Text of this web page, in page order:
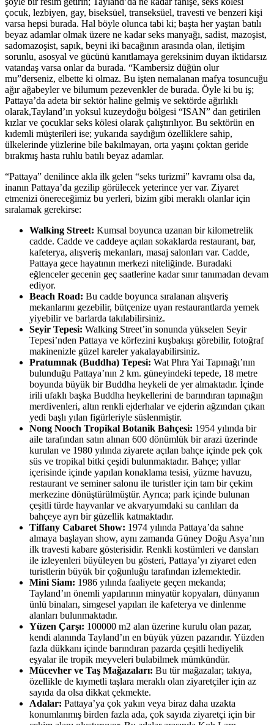
çocuk, lezbiyen, gay, biseksüel, transeksüel, travesti ve benzeri kişi
varsa hepsi burada. Hal böyle olunca tabi ki; başta her yaştan batılı
beyaz adamlar olmak üzere ne kadar seks manyağı, sadist, mazoşist,
sadomazoşist, sapık, beyni iki bacağının arasında olan, iletişim
sorunlu, asosyal ve gücünü kanıtlamaya gereksinim duyan iktidarsız
vatandaş varsa onlar da burada. “Kambersiz düğün olur
mu”derseniz, elbette ki olmaz. Bu işten nemalanan mafya tosuncuğu
ağır ağabeyler ve bilumum pezevenkler de burada. Öyle ki bu iş;
Pattaya’da adeta bir sektör haline gelmiş ve sektörde ağırlıklı
olarak,Tayland’ın yoksul kuzeydoğu bölgesi “ISAN” dan getirilen
kızlar ve çocuklar seks kölesi olarak çalıştırılıyor. Bu sektörün en
kıdemli müşterileri ise; yukarıda saydığım özelliklere sahip,
ülkelerinde yüzlerine bile bakılmayan, orta yaşını çoktan geride
bırakmış hasta ruhlu batılı beyaz adamlar.
“Pattaya” denilince akla ilk gelen “seks turizmi” kavramı olsa da,
inanın Pattaya’da gezilip görülecek yeterince yer var. Ziyaret
etmenizi önereceğimiz bu yerleri, bizim gibi meraklı olanlar için
sıralamak gerekirse:
Walking Street: Kumsal boyunca uzanan bir kilometrelik
cadde. Cadde ve caddeye açılan sokaklarda restaurant, bar,
kafeterya, alışveriş mekanları, masaj salonları var. Cadde,
Pattaya gece hayatının merkezi niteliğinde. Buradaki
eğlenceler gecenin geç saatlerine kadar sınır tanımadan devam
ediyor.
Beach Road: Bu cadde boyunca sıralanan alışveriş
mekanlarını gezebilir, bütçenize uyan restaurantlarda yemek
yiyebilir ve barlarda takılabilirsiniz.
Seyir Tepesi: Walking Street’in sonunda yükselen Seyir
Tepesi’nden Pattaya ve körfezini kuşbakışı görebilir, fotoğraf
makinenizle güzel kareler yakalayabilirsiniz.
Pratumnak (Buddha) Tepesi: Wat Phra Yai Tapınağı’nın
bulunduğu Pattaya’nın 2 km. güneyindeki tepede, 18 metre
boyunda büyük bir Buddha heykeli de yer almaktadır. İçinde
irili ufaklı başka Buddha heykellerini de barındıran tapınağın
merdivenleri, altın renkli ejderhalar ve ejderin ağzından çıkan
yedi başlı yılan figürleriyle süslenmiştir.
Nong Nooch Tropikal Botanik Bahçesi: 1954 yılında bir
aile tarafından satın alınan 600 dönümlük bir arazi üzerinde
kurulan ve 1980 yılında ziyarete açılan bahçe içinde pek çok
süs ve tropikal bitki çeşidi bulunmaktadır. Bahçe; yıllar
içerisinde içinde yapılan konaklama tesisi, yüzme havuzu,
restaurant ve seminer salonu ile turistler için tam bir çekim
merkezine dönüştürülmüştür. Ayrıca; park içinde bulunan
çeşitli türde hayvanlar ve akvaryumdaki su canlıları da
bahçeye ayrı bir güzellik katmaktadır.
Tiffany Cabaret Show: 1974 yılında Pattaya’da sahne
almaya başlayan show, aynı zamanda Güney Doğu Asya’nın
ilk travesti kabare gösterisidir. Renkli kostümleri ve dansları
ile izleyenleri büyüleyen bu gösteri, Pattaya’yı ziyaret eden
turistlerin büyük bir çoğunluğu tarafından izlemektedir.
Mini Siam: 1986 yılında faaliyete geçen mekanda;
Tayland’ın önemli yapılarının minyatür kopyaları, dünyanın
ünlü binaları, simgesel yapıları ile kafeterya ve dinlenme
alanları bulunmaktadır.
Yüzen Çarşı: 100000 m2 alan üzerine kurulu olan pazar,
kendi alanında Tayland’ın en büyük yüzen pazarıdır. Yüzden
fazla dükkanı içinde barındıran pazarda çeşitli hediyelik
eşyalar ile tropik meyveleri bulabilmek mümkündür.
Mücevher ve Taş Mağazaları: Bu tür mağazalar; takıya,
özellikle de kıymetli taşlara meraklı olan ziyaretçiler için az
sayıda da olsa dikkat çekmekte.
Adalar: Pattaya’ya çok yakın veya biraz daha uzakta
konumlanmış birden fazla ada, çok sayıda ziyaretçi için bir